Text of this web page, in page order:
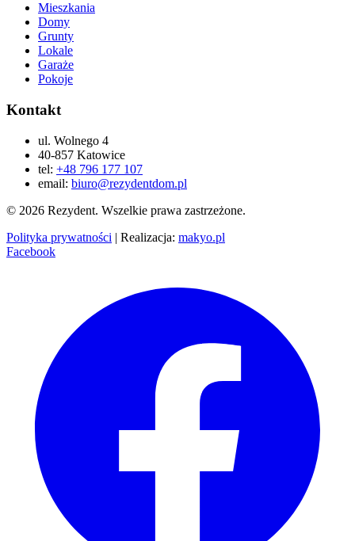
Mieszkania
Domy
Grunty
Lokale
Garaże
Pokoje
Kontakt
ul. Wolnego 4
40-857 Katowice
tel: +48 796 177 107
email: biuro@rezydentdom.pl
© 2026 Rezydent. Wszelkie prawa zastrzeżone.
Polityka prywatności | Realizacja: makyo.pl
Facebook